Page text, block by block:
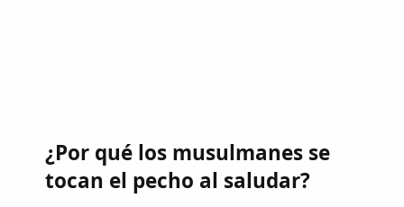
¿Por qué los musulmanes se
tocan el pecho al saludar?